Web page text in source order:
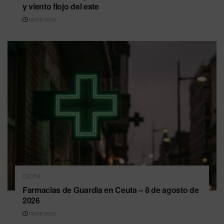
y viento flojo del este
08/08/2026
CEUTA
Farmacias de Guardia en Ceuta – 8 de agosto de
2026
08/08/2026